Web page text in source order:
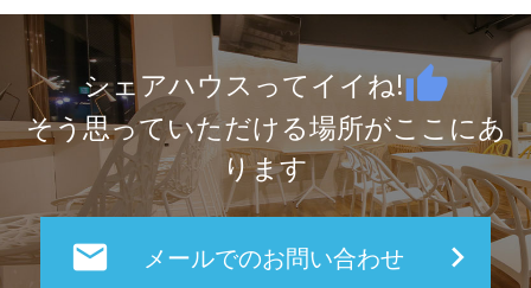
シェアハウスってイイね!thumb_up
そう思っていただける場所がここにあ
ります
local_post_office メールでのお問い合わせ keyboard_arrow_right